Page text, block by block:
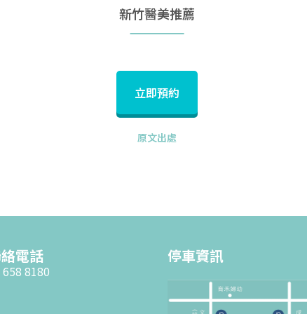
新竹醫美推薦
立即預約
原文出處
電話
8180
停車資訊